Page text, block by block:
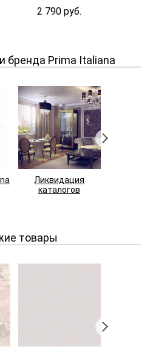
2 790 руб.
бренда Prima Italiana
Ликвидация
каталогов
товары